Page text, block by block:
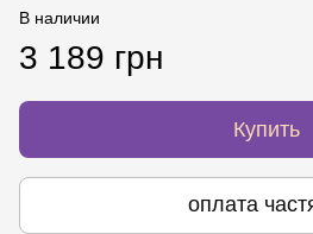
В наличии
3 189 грн
Купить
оплата